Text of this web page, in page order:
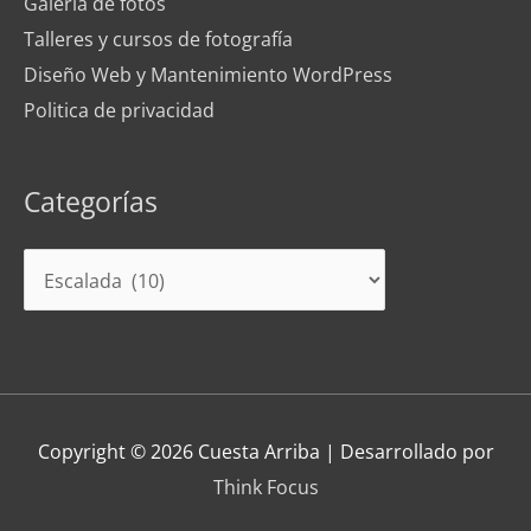
Talleres y cursos de fotografía
Diseño Web y Mantenimiento WordPress
Politica de privacidad
Categorías
Copyright © 2026 Cuesta Arriba | Desarrollado por
Think Focus